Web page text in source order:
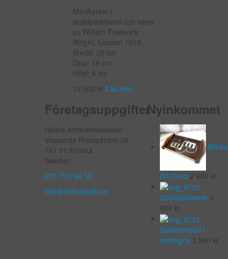
Manikyrset i
sköldpaddsetui och silver
av William Frederick
Wright, London 1919
Bredd: 25 cm
Djup: 18 cm
Höjd: 6 cm
12 500 kr Läs mer
Företagsuppgifter
Helms Antikvitetshandel
Vassunda Prästgården 26
741 91 Knivsta
Sweden
070-712 66 10
info@helmsantik.se
Nyinkommet
Bricka
Art Deco 2 600 kr
Cocktailshaker 2
800 kr
Rakknivsetui i
mahogny 3 300 kr